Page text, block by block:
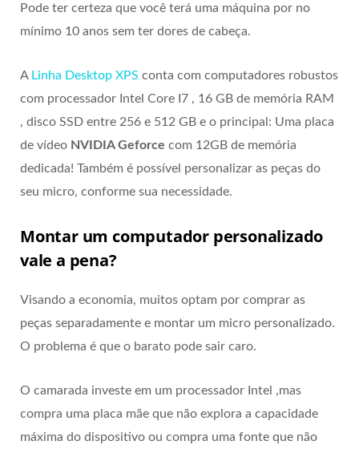
Pode ter certeza que você terá uma máquina por no
mínimo 10 anos sem ter dores de cabeça.
A Linha Desktop XPS conta com computadores robustos
com processador Intel Core I7 , 16 GB de memória RAM
, disco SSD entre 256 e 512 GB e o principal: Uma placa
de vídeo NVIDIA Geforce com 12GB de memória
dedicada! Também é possível personalizar as peças do
seu micro, conforme sua necessidade.
Montar um computador personalizado
vale a pena?
Visando a economia, muitos optam por comprar as
peças separadamente e montar um micro personalizado.
O problema é que o barato pode sair caro.
O camarada investe em um processador Intel ,mas
compra uma placa mãe que não explora a capacidade
máxima do dispositivo ou compra uma fonte que não